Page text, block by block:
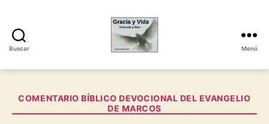
Buscar
y
Menú
Categorías
COMENTARIO BÍBLICO DEVOCIONAL DEL EVANGELIO
DE MARCOS